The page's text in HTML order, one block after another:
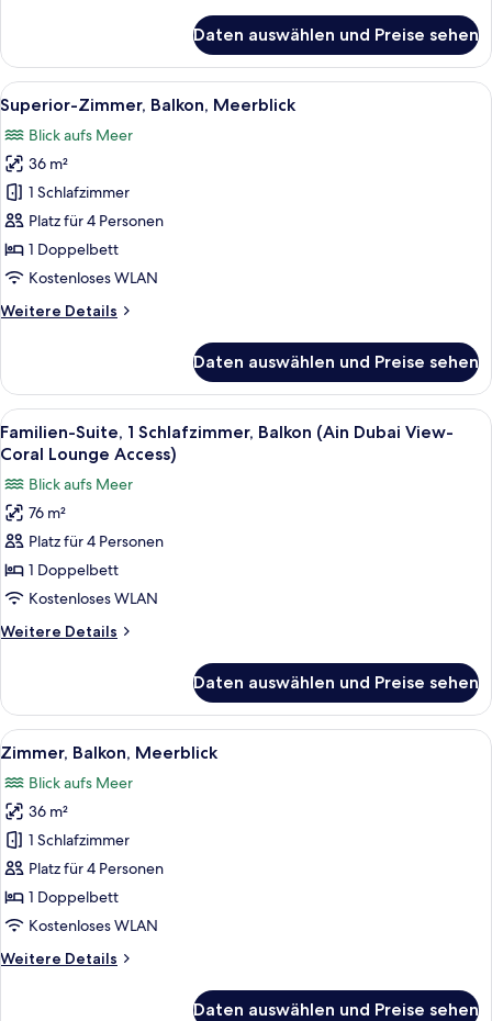
Daten auswählen und Preise sehen
Alle
Fotos
für
Superior-
Zimmer,
Balkon,
Meerblick
anzeigen
Ein Hotelzimmer mit einem großen
8
Superior-Zimmer, Balkon, Meerblick
Blick aufs Meer
36 m²
1 Schlafzimmer
Platz für 4 Personen
1 Doppelbett
Kostenloses WLAN
Weitere Details
Weitere
Zimmer,
Balkon,
Meerblick
Daten auswählen und Preise sehen
Alle
Fotos
Familien-
Suite,
1
Schlafzimmer,
Balkon
(Ain
Dubai
Coral
Lounge
Access)
anzeigen
Ein Hotelzimmer mit zwei Sesseln,
6
Familien-Suite, 1 Schlafzimmer, Balkon (Ain Dubai View-
Coral Lounge Access)
Blick aufs Meer
76 m²
Platz für 4 Personen
1 Doppelbett
Kostenloses WLAN
Weitere Details
Weitere
Suite,
Schlafzimmer,
(Ain
Dubai
View-
Coral
Lounge
Access)
Daten auswählen und Preise sehen
Alle
Fotos
für
Zimmer,
Balkon,
Meerblick
anzeigen
Ein Hotelzimmer mit einem großen
8
Zimmer, Balkon, Meerblick
Blick aufs Meer
36 m²
1 Schlafzimmer
Platz für 4 Personen
1 Doppelbett
Kostenloses WLAN
Weitere Details
Weitere
Daten auswählen und Preise sehen